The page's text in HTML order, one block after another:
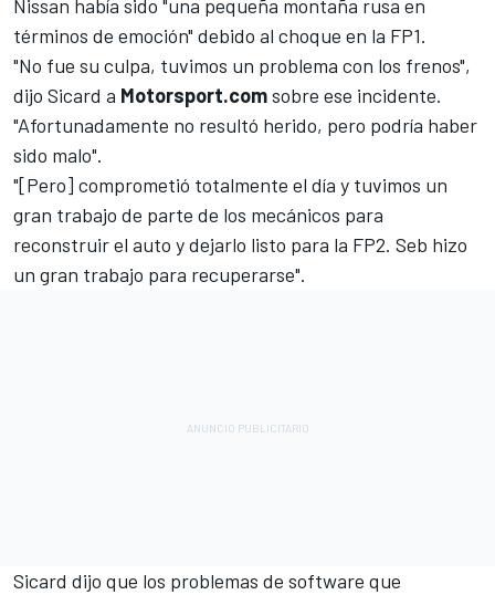
Nissan había sido "una pequeña montaña rusa en
términos de emoción" debido al choque en la FP1.
"No fue su culpa, tuvimos un problema con los frenos",
dijo Sicard a Motorsport.comsobre ese incidente.
"Afortunadamente no resultó herido, pero podría haber
sido malo".
"[Pero] comprometió totalmente el día y tuvimos un
gran trabajo de parte de los mecánicos para
reconstruir el auto y dejarlo listo para la FP2. Seb hizo
un gran trabajo para recuperarse".
Sicard dijo que los problemas de software que